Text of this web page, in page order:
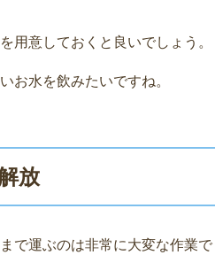
用意しておくと良いでしょう。
お水を飲みたいですね。
放
で運ぶのは非常に大変な作業で